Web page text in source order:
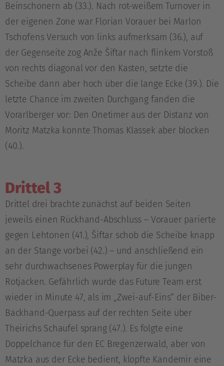
Beinschonern ab (33.). Nach rot-weißem Turnover in
der eigenen Zone war Florian Vorauer bei Marlon
Tschofens Versuch von links aufmerksam (36.), auf
der Gegenseite zog Anže Šiftar nach flinkem Vorstoß
von rechts diagonal vor den Kasten, setzte die
Scheibe dann aber hoch über die lange Ecke (39.). Die
letzte Chance im zweiten Durchgang fanden die
Vorarlberger vor: Den Onetimer aus der Distanz von
Moritz Matzka konnte Thomas Klassek aber blocken
(40.).
Drittel 3
Drittel drei brachte zunächst auf beiden Seiten
jeweils einen Rückhand-Abschluss – Vorauer parierte
gegen Lehtonen (41.), Šiftar schob die Scheibe knapp
an der Stange vorbei (42.) – und anschließend ein
sehr durchwachsenes Powerplay für die jungen
Rotjacken. Gefährlich wurde das Future Team erst
wieder in Minute 47, als im „Zwei-auf-Eins“ der Biber-
Backhand-Querpass auf der rechten Seite über
Theirichs Schaufel sprang (47.). Es folgte eine
Doppelchance für den EC Bregenzerwald, aber von
Matzka aus der Ecke bedient, klopfte Kandemir eine